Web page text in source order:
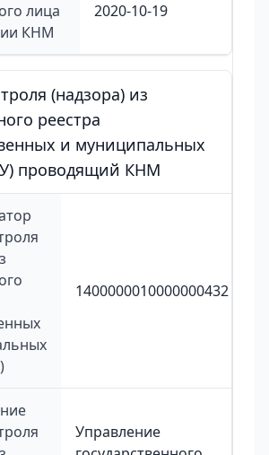
лица
КНМ
2020-10-19
(надзора) из
реестра
и муниципальных
проводящий КНМ
1400000010000000432
Управление